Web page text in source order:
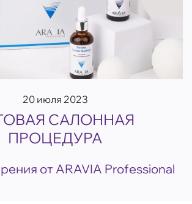
20 июля 2023
САЛОННАЯ
ПРОЦЕДУРА
от ARAVIA Professional